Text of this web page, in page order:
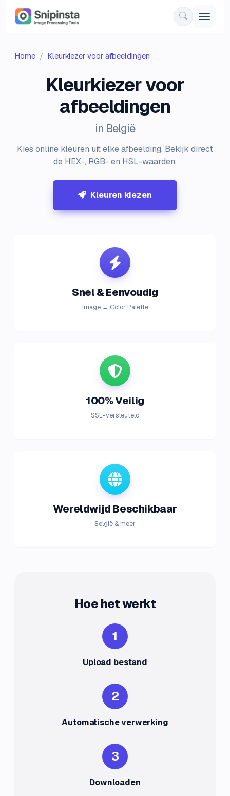
Home Kleurkiezer voor afbeeldingen
Kleurkiezer voor
afbeeldingen
in België
Kies online kleuren uit elke afbeelding. Bekijk direct
de HEX-, RGB- en HSL-waarden.
Kleuren kiezen
Snel & Eenvoudig
Image → Color Palette
100% Veilig
SSL-versleuteld
Wereldwijd Beschikbaar
België & meer
Hoe het werkt
1
Upload bestand
2
Automatische verwerking
3
Downloaden